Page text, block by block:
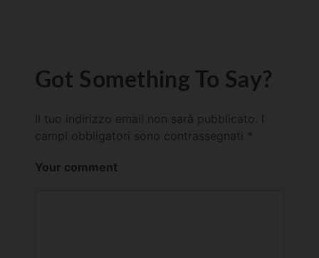
Got Something To Say?
Il tuo indirizzo email non sarà pubblicato.
campi obbligatori sono contrassegnati *
Your comment